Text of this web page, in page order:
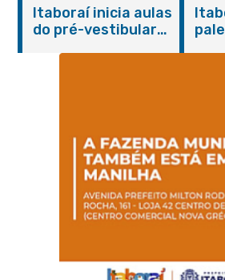
sexta-feira (07/08)
em
Itaboraí inicia aulas
do pré-vestibular